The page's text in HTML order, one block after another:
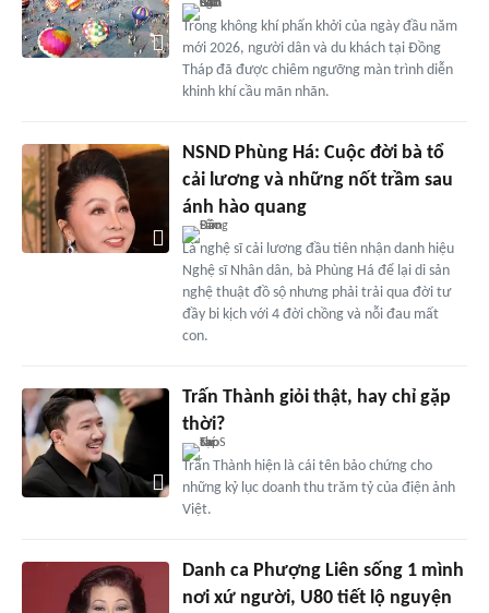
Trong không khí phấn khởi của ngày đầu năm
mới 2026, người dân và du khách tại Đồng
Tháp đã được chiêm ngưỡng màn trình diễn
khinh khí cầu mãn nhãn.
NSND Phùng Há: Cuộc đời bà tổ
cải lương và những nốt trầm sau
ánh hào quang
Là nghệ sĩ cải lương đầu tiên nhận danh hiệu
Nghệ sĩ Nhân dân, bà Phùng Há để lại di sản
nghệ thuật đồ sộ nhưng phải trải qua đời tư
đầy bi kịch với 4 đời chồng và nỗi đau mất
con.
Trấn Thành giỏi thật, hay chỉ gặp
thời?
Trấn Thành hiện là cái tên bảo chứng cho
những kỷ lục doanh thu trăm tỷ của điện ảnh
Việt.
Danh ca Phượng Liên sống 1 mình
nơi xứ người, U80 tiết lộ nguyện